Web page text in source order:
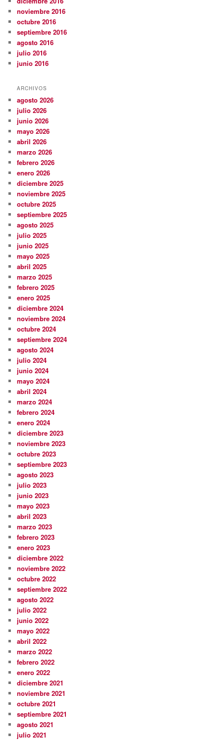
noviembre 2016
octubre 2016
septiembre 2016
agosto 2016
julio 2016
junio 2016
ARCHIVOS
agosto 2026
julio 2026
junio 2026
mayo 2026
abril 2026
marzo 2026
febrero 2026
enero 2026
diciembre 2025
noviembre 2025
octubre 2025
septiembre 2025
agosto 2025
julio 2025
junio 2025
mayo 2025
abril 2025
marzo 2025
febrero 2025
enero 2025
diciembre 2024
noviembre 2024
octubre 2024
septiembre 2024
agosto 2024
julio 2024
junio 2024
mayo 2024
abril 2024
marzo 2024
febrero 2024
enero 2024
diciembre 2023
noviembre 2023
octubre 2023
septiembre 2023
agosto 2023
julio 2023
junio 2023
mayo 2023
abril 2023
marzo 2023
febrero 2023
enero 2023
diciembre 2022
noviembre 2022
octubre 2022
septiembre 2022
agosto 2022
julio 2022
junio 2022
mayo 2022
abril 2022
marzo 2022
febrero 2022
enero 2022
diciembre 2021
noviembre 2021
octubre 2021
septiembre 2021
agosto 2021
julio 2021